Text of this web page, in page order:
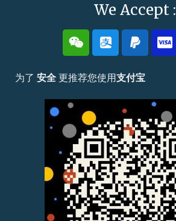
We Accept :
为了 安全 更推荐您使用支付宝